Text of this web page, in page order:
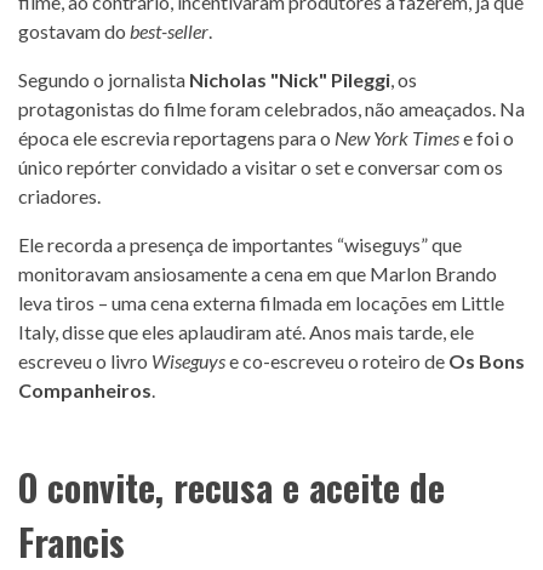
gostavam do best-seller
Segundo o jornalista Nicholas "Nick" Pileggi , os
protagonistas do filme foram celebrados, não ameaçados. Na
época ele escrevia reportagens para o New York Timese foi o
único repórter convidado a visitar o set e conversar com os
criadores.
Ele recorda a presença de importantes “wiseguys” que
monitoravam ansiosamente a cena em que Marlon Brando
leva tiros – uma cena externa filmada em locações em Little
Italy, disse que eles aplaudiram até. Anos mais tarde, ele
escreveu o livro Wiseguyse co-escreveu o roteiro de Os Bons
Companheiros
O convite, recusa e aceite de
Francis